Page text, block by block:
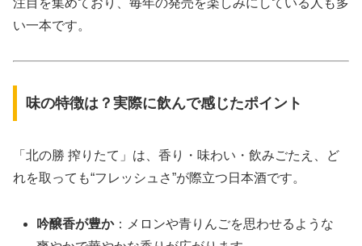
注目を集めており、毎年の発売を楽しみにしている人も多
い一本です。
味の特徴は？実際に飲んで感じたポイント
「北の勝 搾りたて」は、香り・味わい・飲みごたえ、ど
れを取っても“フレッシュさ”が際立つ日本酒です。
吟醸香が豊か：メロンや青りんごを思わせるような